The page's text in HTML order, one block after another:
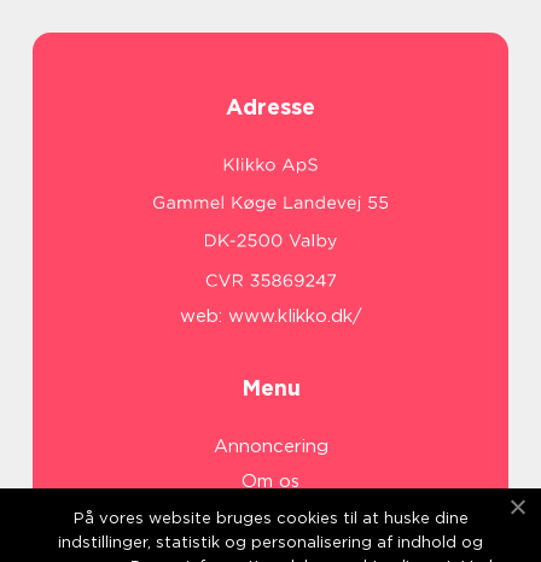
Adresse
web: www.klikko.dk/
Menu
Annoncering
Om os
Cookies
Kontakt os
På vores website bruges cookies til at huske dine
indstillinger, statistik og personalisering af indhold og